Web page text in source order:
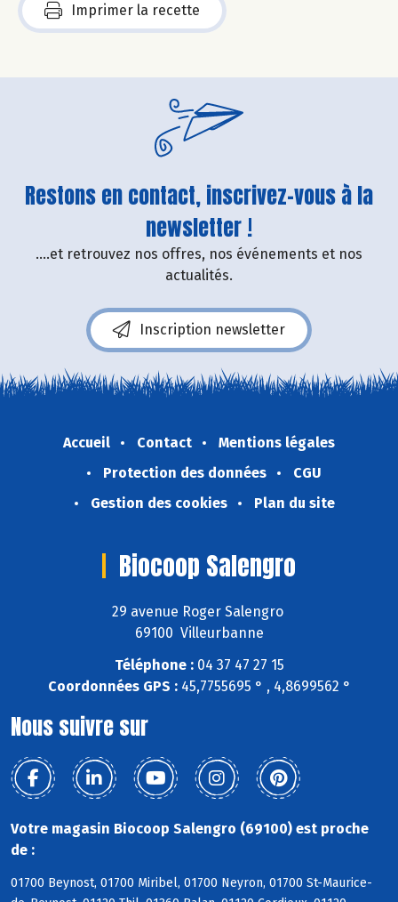
Imprimer la recette
Restons en contact, inscrivez-vous à la
newsletter !
....et retrouvez nos offres, nos événements et nos
actualités.
Inscription newsletter
Accueil Contact
Mentions légales
Protection des données
CGU
Gestion des cookies
Plan du site
Biocoop Salengro
29 avenue Roger Salengro
69100 Villeurbanne
Téléphone :04 37 47 27 15
Coordonnées GPS :45,7755695 ° , 4,8699562 °
Nous suivre sur
Votre magasin Biocoop Salengro (69100) est proche
de :
01700 Beynost, 01700 Miribel, 01700 Neyron, 01700 St-Maurice-